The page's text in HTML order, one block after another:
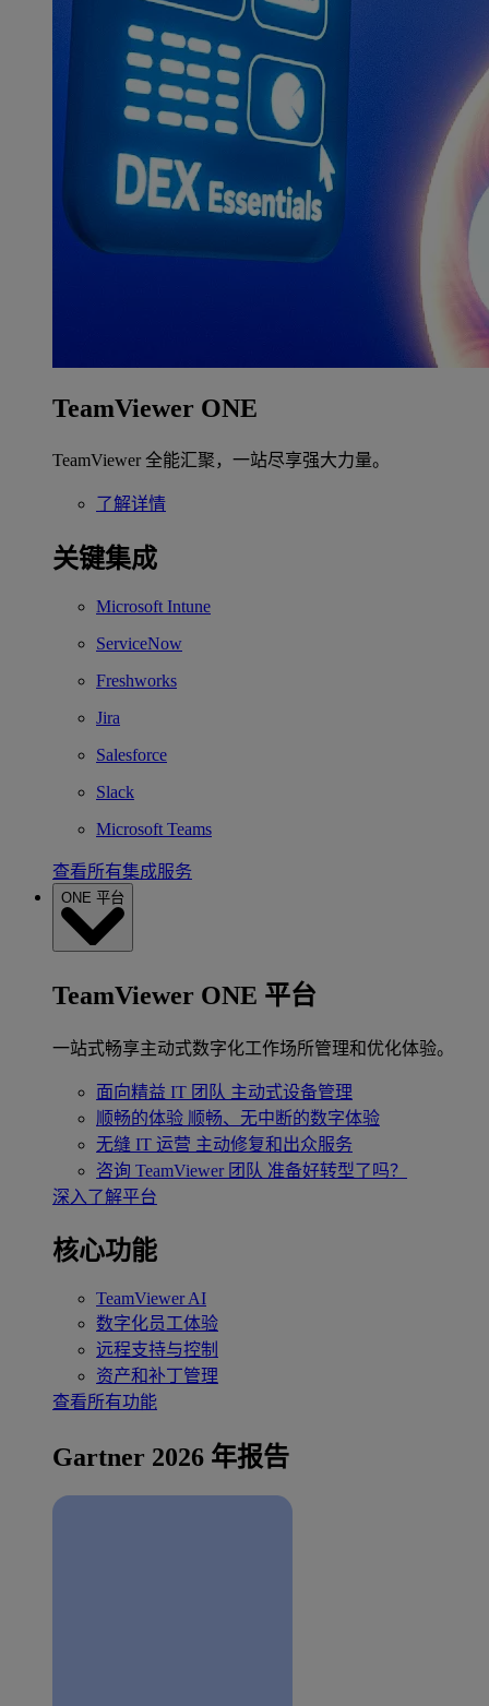
TeamViewer ONE
TeamViewer 全能汇聚，一站尽享强大力量。
了解详情
关键集成
Microsoft Intune
ServiceNow
Freshworks
Jira
Salesforce
Slack
Microsoft Teams
查看所有集成服务
ONE 平台
TeamViewer ONE 平台
一站式畅享主动式数字化工作场所管理和优化体验。
面向精益 IT 团队 主动式设备管理
顺畅的体验 顺畅、无中断的数字体验
无缝 IT 运营 主动修复和出众服务
咨询 TeamViewer 团队 准备好转型了吗？
深入了解平台
核心功能
TeamViewer AI
数字化员工体验
远程支持与控制
资产和补丁管理
查看所有功能
Gartner 2026 年报告